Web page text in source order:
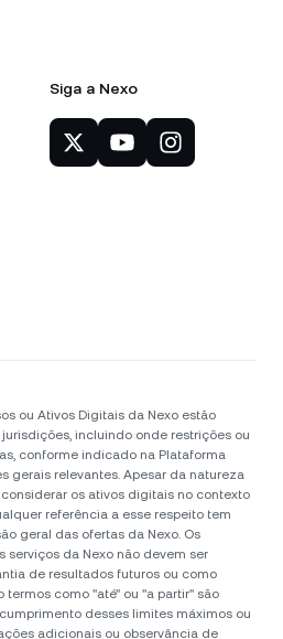
Siga a Nexo
ou Ativos Digitais da Nexo estão
incluindo onde restrições ou
conforme indicado na Plataforma
gerais relevantes. Apesar da natureza
os ativos digitais no contexto
referência a esse respeito tem
geral das ofertas da Nexo. Os
serviços da Nexo não devem ser
de resultados futuros ou como
como "até" ou "a partir" são
desses limites máximos ou
adicionais ou observância de